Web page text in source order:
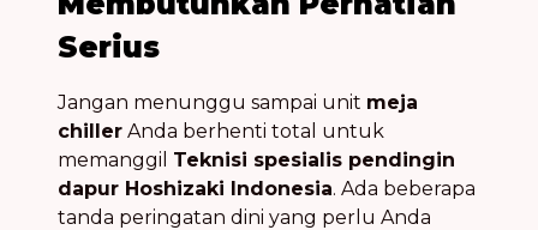
Serius
Jangan menunggu sampai unit meja
chiller Anda berhenti total untuk
memanggil Teknisi spesialis pendingin
dapur Hoshizaki Indonesia. Ada beberapa
tanda peringatan dini yang perlu Anda